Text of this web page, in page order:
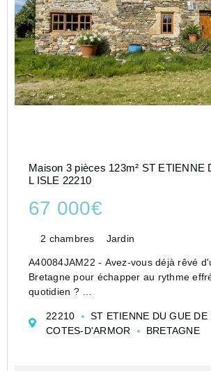
Maison 3 pièces 123m² ST ETIENNE
L ISLE 22210
67 000€
2 chambres Jardin
A40084JAM22 - Avez-vous déjà rêvé
Bretagne pour échapper au rythme
quotidien ?
Charmante maison mitoyenne en pierre
chambres, située dans le paisible
22210
ST ETIENNE DU GUE DE
COTES-D'ARMOR
BRETAGNE